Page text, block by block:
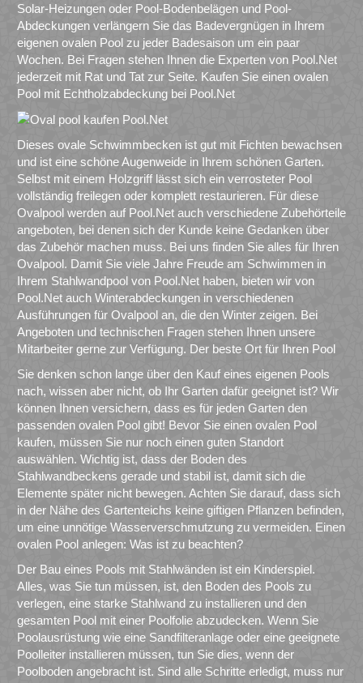
Solar-Heizungen oder Pool-Bodenbelägen und Pool-
Abdeckungen verlängern Sie das Badevergnügen in Ihrem
eigenen ovalen Pool zu jeder Badesaison um ein paar
Wochen. Bei Fragen stehen Ihnen die Experten von Pool.Net
jederzeit mit Rat und Tat zur Seite. Kaufen Sie einen ovalen
Pool mit Echtholzabdeckung bei Pool.Net
Dieses ovale Schwimmbecken ist gut mit Fichten bewachsen
und ist eine schöne Augenweide in Ihrem schönen Garten.
Selbst mit einem Holzgriff lässt sich ein verrosteter Pool
vollständig freilegen oder komplett restaurieren. Für diese
Ovalpool werden auf Pool.Net auch verschiedene Zubehörteile
angeboten, bei denen sich der Kunde keine Gedanken über
das Zubehör machen muss. Bei uns finden Sie alles für Ihren
Ovalpool. Damit Sie viele Jahre Freude am Schwimmen in
Ihrem Stahlwandpool von Pool.Net haben, bieten wir von
Pool.Net auch Winterabdeckungen in verschiedenen
Ausführungen für Ovalpool an, die den Winter zeigen. Bei
Angeboten und technischen Fragen stehen Ihnen unsere
Mitarbeiter gerne zur Verfügung. Der beste Ort für Ihren Pool
Sie denken schon lange über den Kauf eines eigenen Pools
nach, wissen aber nicht, ob Ihr Garten dafür geeignet ist? Wir
können Ihnen versichern, dass es für jeden Garten den
passenden ovalen Pool gibt! Bevor Sie einen ovalen Pool
kaufen, müssen Sie nur noch einen guten Standort
auswählen. Wichtig ist, dass der Boden des
Stahlwandbeckens gerade und stabil ist, damit sich die
Elemente später nicht bewegen. Achten Sie darauf, dass sich
in der Nähe des Gartenteichs keine giftigen Pflanzen befinden,
um eine unnötige Wasserverschmutzung zu vermeiden. Einen
ovalen Pool anlegen: Was ist zu beachten?
Der Bau eines Pools mit Stahlwänden ist ein Kinderspiel.
Alles, was Sie tun müssen, ist, den Boden des Pools zu
verlegen, eine starke Stahlwand zu installieren und den
gesamten Pool mit einer Poolfolie abzudecken. Wenn Sie
Poolausrüstung wie eine Sandfilteranlage oder eine geeignete
Poolleiter installieren müssen, tun Sie dies, wenn der
Poolboden angebracht ist. Sind alle Schritte erledigt, muss nur